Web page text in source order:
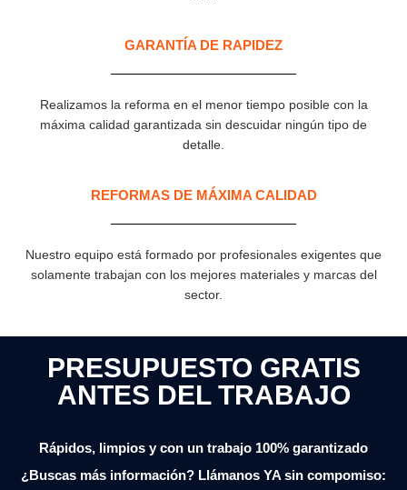
GARANTÍA DE RAPIDEZ​
Realizamos la reforma en el menor tiempo posible con la
máxima calidad garantizada sin descuidar ningún tipo de
detalle.
REFORMAS DE MÁXIMA CALIDAD
Nuestro equipo está formado por profesionales exigentes que
solamente trabajan con los mejores materiales y marcas del
sector.
PRESUPUESTO GRATIS
ANTES DEL TRABAJO
Rápidos, limpios y con un trabajo 100% garantizado
¿Buscas más información? Llámanos YA sin compomiso: